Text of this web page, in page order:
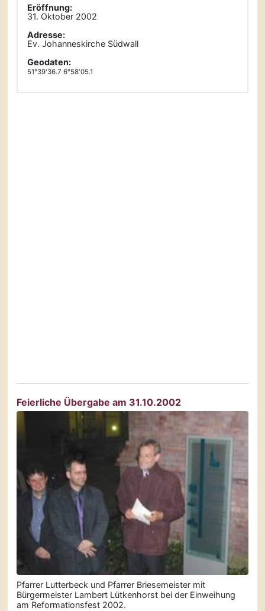
Eröffnung:
31. Oktober 2002
Adresse:
Ev. Johanneskirche Südwall
Geodaten:
51°39'36.7 6°58'05.1
Feierliche Übergabe am 31.10.2002
Pfarrer Lutterbeck und Pfarrer Briese­meister mit
Bürgermeister Lambert Lütkenhorst bei der Einweihung
am Reformationsfest 2002.